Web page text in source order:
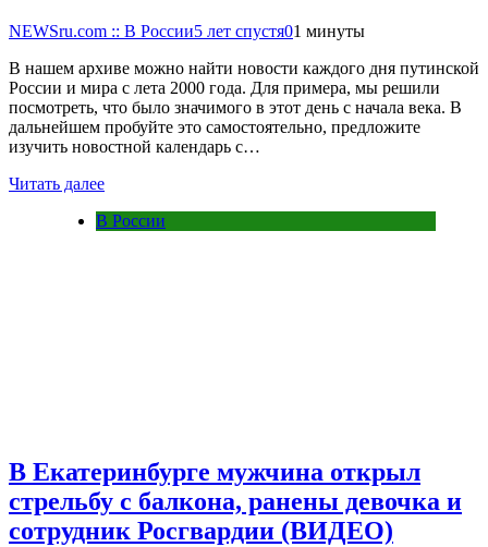
NEWSru.com :: В России5 лет спустя01 минуты
В нашем архиве можно найти новости каждого дня путинской
России и мира с лета 2000 года. Для примера, мы решили
посмотреть, что было значимого в этот день с начала века. В
дальнейшем пробуйте это самостоятельно, предложите
изучить новостной календарь с…
Читать далее
В России
В Екатеринбурге мужчина открыл
стрельбу с балкона, ранены девочка и
сотрудник Росгвардии (ВИДЕО)